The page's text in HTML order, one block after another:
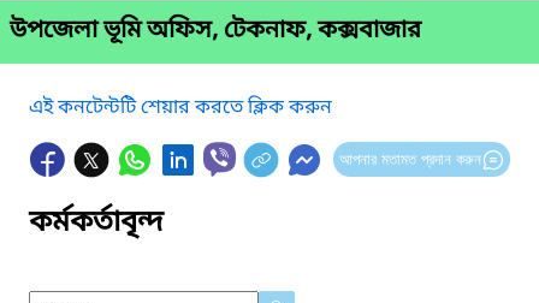
উপজেলা ভূমি অফিস, টেকনাফ, কক্সবাজার
এই কনটেন্টটি শেয়ার করতে ক্লিক করুন
আপনার মতামত প্রদান করুন
কর্মকর্তাবৃন্দ